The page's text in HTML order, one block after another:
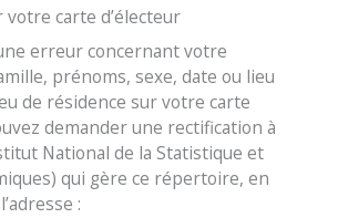
votre carte d’électeur
erreur concernant votre
prénoms, sexe, date ou lieu
de résidence sur votre carte
demander une rectification à
National de la Statistique et
qui gère ce répertoire, en
: